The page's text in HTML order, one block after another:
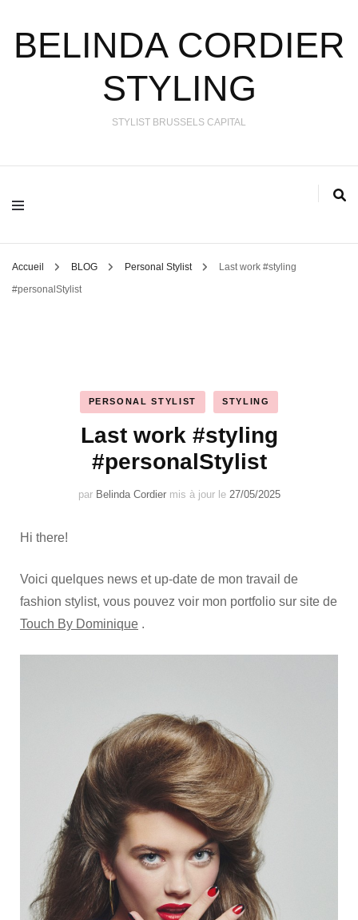
BELINDA CORDIER
STYLING
STYLIST BRUSSELS CAPITAL
Accueil BLOG Personal Stylist
Last work #styling
#personalStylist
PERSONAL STYLIST STYLING
Last work #styling
#personalStylist
par Belinda Cordier mis à jour le 27/05/2025
Hi there!
Voici quelques news et up-date de mon travail de
fashion stylist, vous pouvez voir mon portfolio sur site de
Touch By Dominique .